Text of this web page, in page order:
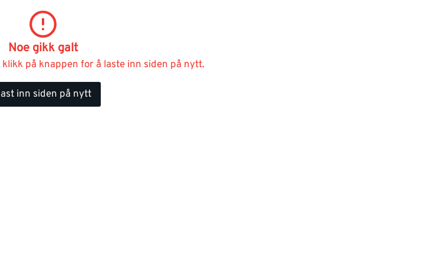
Noe gikk galt
på knappen for å laste inn siden på nytt.
inn siden på nytt